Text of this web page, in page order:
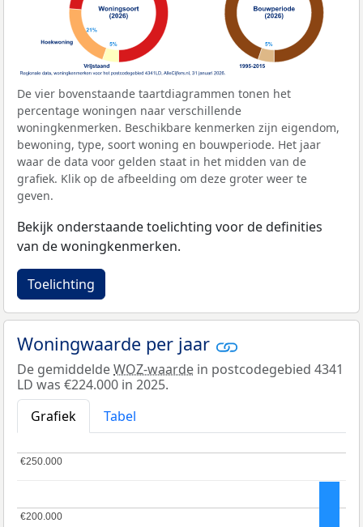
De vier bovenstaande taartdiagrammen tonen het
percentage woningen naar verschillende
woningkenmerken. Beschikbare kenmerken zijn eigendom,
bewoning, type, soort woning en bouwperiode. Het jaar
waar de data voor gelden staat in het midden van de
grafiek. Klik op de afbeelding om deze groter weer te
geven.
Bekijk onderstaande toelichting voor de definities
van de woningkenmerken.
Toelichting
Woningwaarde per jaar
De gemiddeldeWOZ-waarde in postcodegebied 4341
LD was €224.000 in 2025.
Grafiek
Tabel
€200.000
€200.000
€250.000
€250.000